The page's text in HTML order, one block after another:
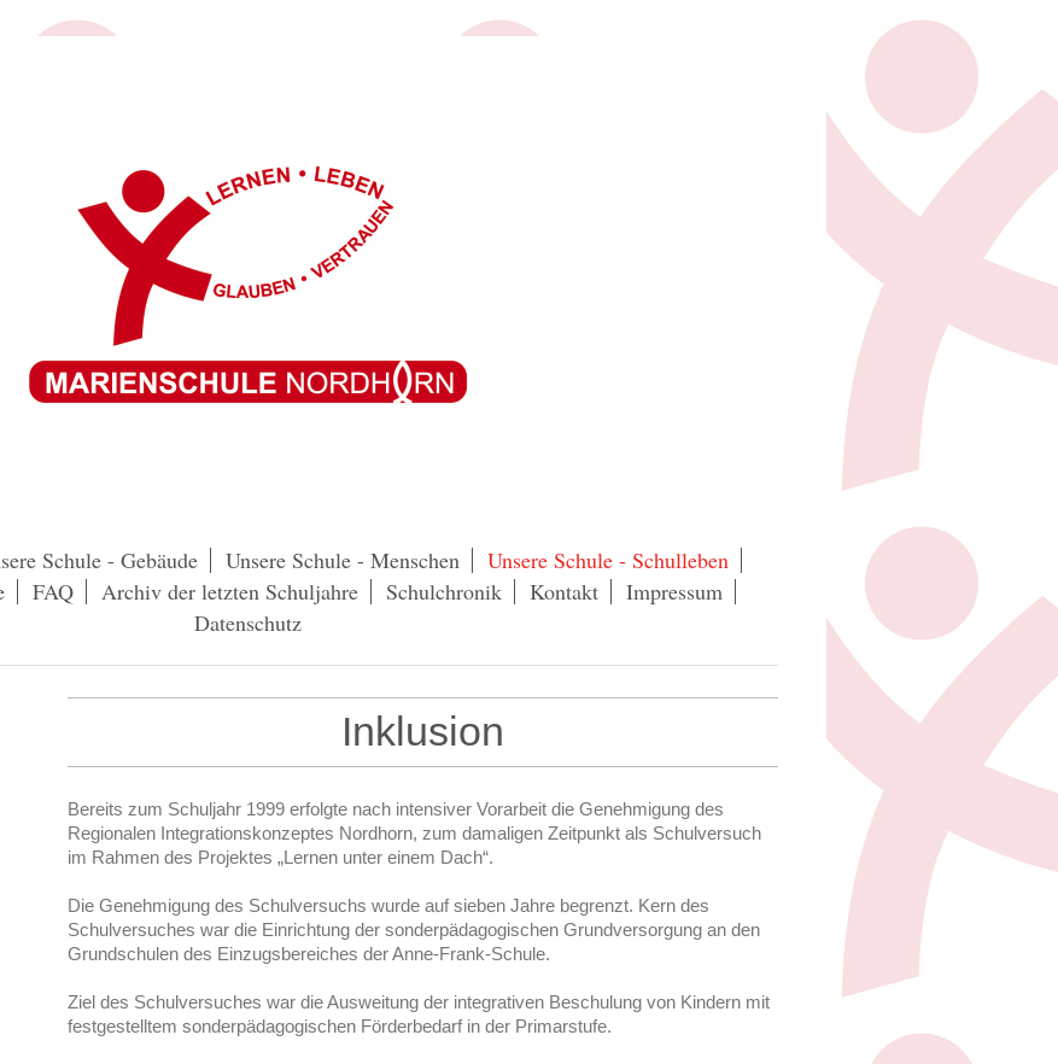
Schule - Gebäude Unsere Schule - Menschen
Unsere Schule - Schulleben
FAQ Archiv der letzten Schuljahre Schulchronik Kontakt
Impressum
Datenschutz
Inklusion
Bereits zum Schuljahr 1999 erfolgte nach intensiver Vorarbeit die Genehmigung des
Regionalen Integrationskonzeptes Nordhorn, zum damaligen Zeitpunkt als Schulversuch
im Rahmen des Projektes „Lernen unter einem Dach“.
Die Genehmigung des Schulversuchs wurde auf sieben Jahre begrenzt. Kern des
Schulversuches war die Einrichtung der sonderpädagogischen Grundversorgung an den
Grundschulen des Einzugsbereiches der Anne-Frank-Schule.
Ziel des Schulversuches war die Ausweitung der integrativen Beschulung von Kindern mit
festgestelltem sonderpädagogischen Förderbedarf in der Primarstufe.